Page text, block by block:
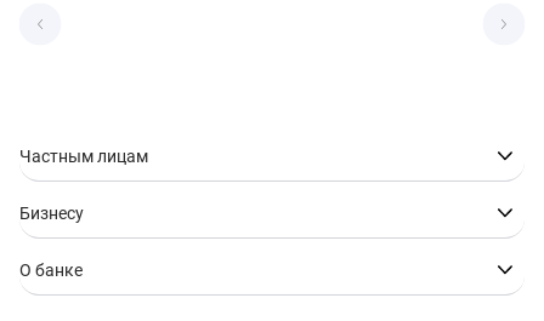
Частным лицам
Бизнесу
О банке